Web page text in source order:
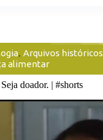
,Arquivos históricos
alimentar
doador. | #shorts